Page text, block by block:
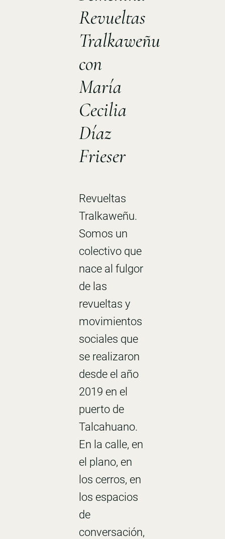
Revueltas
Tralkaweñu
con
María
Cecilia
Díaz
Frieser
Revueltas
Tralkaweñu.
Somos un
colectivo que
nace al fulgor
de las
revueltas y
movimientos
sociales que
se realizaron
desde el año
2019 en el
puerto de
Talcahuano.
En la calle, en
el plano, en
los cerros, en
los espacios
de
conversación,